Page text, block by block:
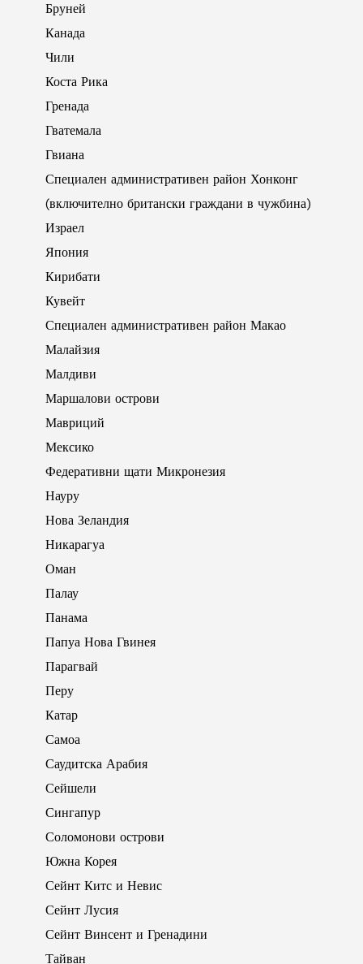
Бруней
Канада
Чили
Коста Рика
Гренада
Гватемала
Гвиана
Специален административен район Хонконг
(включително британски граждани в чужбина)
Израел
Япония
Кирибати
Кувейт
Специален административен район Макао
Малайзия
Малдиви
Маршалови острови
Мавриций
Мексико
Федеративни щати Микронезия
Науру
Нова Зеландия
Никарагуа
Оман
Палау
Панама
Папуа Нова Гвинея
Парагвай
Перу
Катар
Самоа
Саудитска Арабия
Сейшели
Сингапур
Соломонови острови
Южна Корея
Сейнт Китс и Невис
Сейнт Лусия
Сейнт Винсент и Гренадини
Тайван